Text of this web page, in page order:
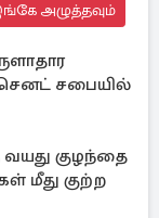
அழுத்தவும்
சபையில்
வயது குழந்தை
மீது குற்ற